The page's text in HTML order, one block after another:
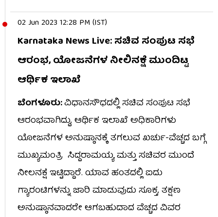
02 Jun 2023 12:28 PM (IST)
Karnataka News Live: ಸಚಿವ ಸಂಪುಟ ಸಭೆ
ಆರಂಭ, ಯೋಜನೆಗಳ ನೀಲಿನಕ್ಷೆ ಮುಂದಿಟ್ಟ
ಆರ್ಥಿಕ ಇಲಾಖೆ
ಬೆಂಗಳೂರು:ವಿಧಾನಸೌಧದಲ್ಲಿ ಸಚಿವ ಸಂಪುಟ ಸಭೆ
ಆರಂಭವಾಗಿದ್ದು, ಆರ್ಥಿಕ ಇಲಾಖೆ ಅಧಿಕಾರಿಗಳು
ಯೋಜನೆಗಳ ಅನುಷ್ಠಾನಕ್ಕೆ ತಗಲುವ ಖರ್ಚು-ವೆಚ್ಚದ ಬಗ್ಗೆ
ಮುಖ್ಯಮಂತ್ರಿ ಸಿದ್ದರಾಮಯ್ಯ ಮತ್ತು ಸಚಿವರ ಮುಂದೆ
ನೀಲನಕ್ಷೆ ಇಟ್ಟಿದ್ದಾರೆ. ಯಾವ ಹಂತದಲ್ಲಿ ಐದು
ಗ್ಯಾರಂಟಿಗಳನ್ನು ಜಾರಿ ಮಾಡುವುದು ಸೂಕ್ತ, ತಕ್ಷಣ
ಅನುಷ್ಠಾನವಾದರೇ ಆಗಬಹುದಾದ ವೆಚ್ಚದ ವಿವರ